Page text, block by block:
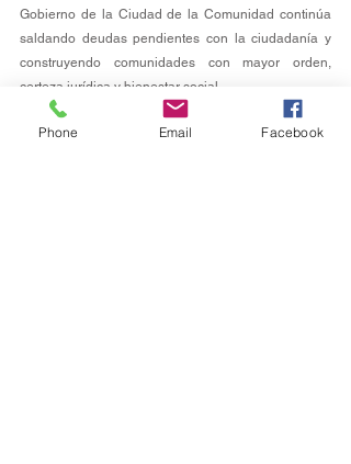
Gobierno de la Ciudad de la Comunidad continúa
saldando deudas pendientes con la ciudadanía y
construyendo comunidades con mayor orden,
certeza jurídica y bienestar social.
Phone Email Facebook